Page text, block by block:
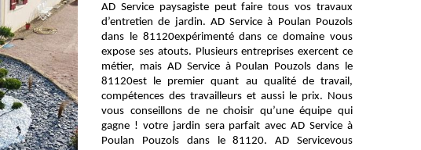
AD Service paysagiste peut faire tous vos travaux
d’entretien de jardin. AD Service à Poulan Pouzols
dans le 81120expérimenté dans ce domaine vous
expose ses atouts. Plusieurs entreprises exercent ce
métier, mais AD Service à Poulan Pouzols dans le
81120est le premier quant au qualité de travail,
compétences des travailleurs et aussi le prix. Nous
vous conseillons de ne choisir qu’une équipe qui
gagne ! votre jardin sera parfait avec AD Service à
Poulan Pouzols dans le 81120. AD Servicevous